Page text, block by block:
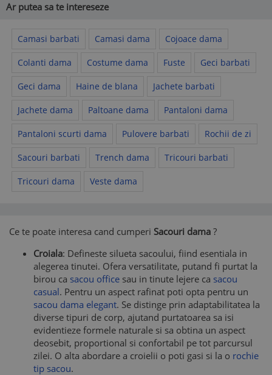
Ar putea sa te intereseze
Camasi barbati Camasi dama Cojoace dama
Colanti dama Costume dama Fuste Geci barbati
Geci dama Haine de blana Jachete barbati
Jachete dama Paltoane dama Pantaloni dama
Pantaloni scurti dama Pulovere barbati Rochii de zi
Sacouri barbati Trench dama Tricouri barbati
Tricouri dama Veste dama
Ce te poate interesa cand cumperi Sacouri dama ?
Croiala: Defineste silueta sacoului, fiind esentiala in
alegerea tinutei. Ofera versatilitate, putand fi purtat la
birou ca sacou office sau in tinute lejere ca sacou
casual. Pentru un aspect rafinat poti opta pentru un
sacou dama elegant. Se distinge prin adaptabilitatea la
diverse tipuri de corp, ajutand purtatoarea sa isi
evidentieze formele naturale si sa obtina un aspect
deosebit, proportional si confortabil pe tot parcursul
zilei. O alta abordare a croielii o poti gasi si la o rochie
tip sacou.